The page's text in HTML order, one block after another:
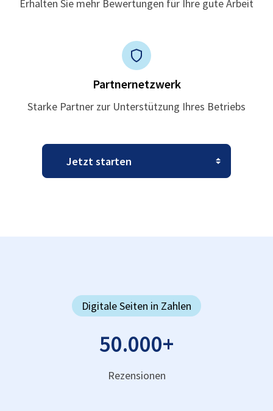
Erhalten Sie mehr Bewertungen für Ihre gute Arbeit
Partnernetzwerk
Starke Partner zur Unterstützung Ihres Betriebs
Digitale Seiten in Zahlen
50.000+
Rezensionen